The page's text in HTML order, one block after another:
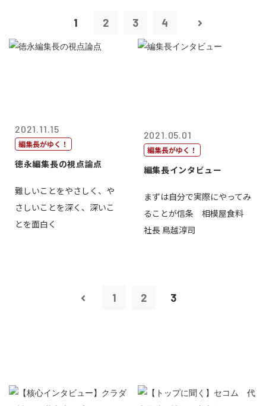
1 2 3 4
2021.11.15
編集長がゆく！
徳永編集長の視点論点
難しいことをやさしく、や
さしいことを深く、深いこ
とを面白く
2021.05.01
編集長がゆく！
編集長インタビュー
まずは自分で実際にやってみ
ることが信条 相模屋食料
社長 鳥越淳司
1 2 3